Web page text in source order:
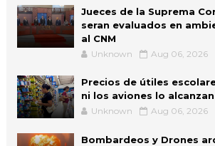
Jueces de la Suprema
seran evaluados en
al CNM
Unknown Aug 06, 2026
Precios de útiles
ni los aviones lo alcanzan
Unknown Aug 06, 2026
Bombardeos y Drones